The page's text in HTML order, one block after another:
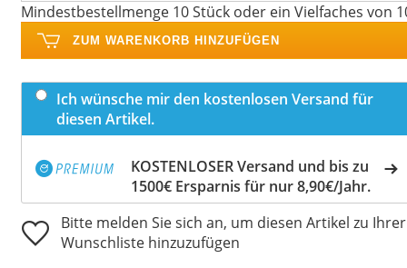
Mindestbestellmenge 10 Stück oder ein Vielfaches von
ZUM WARENKORB HINZUFÜGEN
Ich wünsche mir den kostenlosen Versand für
diesen Artikel.
KOSTENLOSER Versand und bis zu
1500€ Ersparnis für nur 8,90€/Jahr.
Bitte melden Sie sich an, um diesen Artikel zu Ihrer
Wunschliste hinzuzufügen